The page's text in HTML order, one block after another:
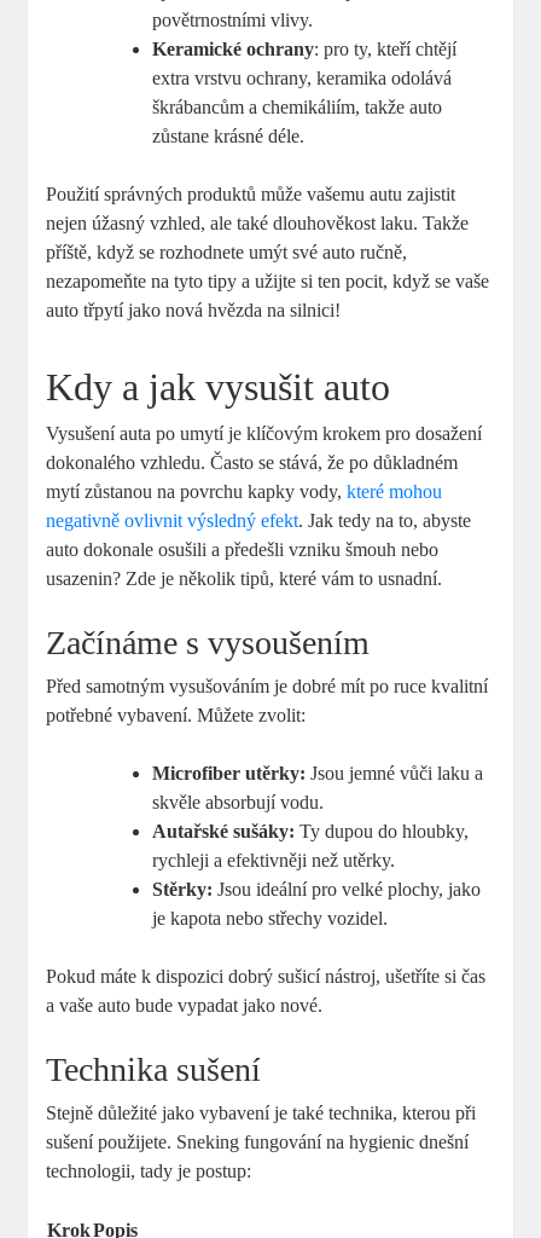
povětrnostními vlivy.
Keramické ochrany: pro ty, kteří chtějí
extra vrstvu ochrany, keramika odolává
škrábancům a chemikáliím, takže auto
zůstane krásné déle.
Použití správných produktů může vašemu autu zajistit
nejen úžasný vzhled, ale také dlouhověkost laku. Takže
příště, když se rozhodnete umýt své auto ručně,
nezapomeňte na tyto tipy a užijte si ten pocit, když se vaše
auto třpytí jako nová hvězda na silnici!
Kdy a jak vysušit auto
Vysušení auta po umytí je klíčovým krokem pro dosažení
dokonalého vzhledu. Často se stává, že po důkladném
mytí zůstanou na povrchu kapky vody,které mohou
negativně ovlivnit výsledný efekt. Jak tedy na to, abyste
auto dokonale osušili a předešli vzniku šmouh nebo
usazenin? Zde je několik tipů, které vám to usnadní.
Začínáme s vysoušením
Před samotným vysušováním je dobré mít po ruce kvalitní
potřebné vybavení. Můžete zvolit:
Microfiber utěrky: Jsou jemné vůči laku a
skvěle absorbují vodu.
Autařské sušáky: Ty dupou do hloubky,
rychleji a efektivněji než utěrky.
Stěrky: Jsou ideální pro velké plochy, jako
je kapota nebo střechy vozidel.
Pokud máte k dispozici dobrý sušicí nástroj, ušetříte si čas
a vaše auto bude vypadat jako nové.
Technika sušení
Stejně důležité jako vybavení je také technika, kterou při
sušení použijete. Sneking fungování na hygienic dnešní
technologii, tady je postup:
KrokPopis